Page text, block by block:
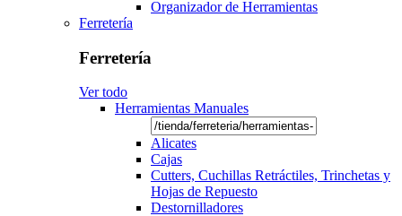
Organizador de Herramientas
Ferretería
Ferretería
Ver todo
Herramientas Manuales
Alicates
Cajas
Cutters, Cuchillas Retráctiles, Trinchetas y
Hojas de Repuesto
Destornilladores